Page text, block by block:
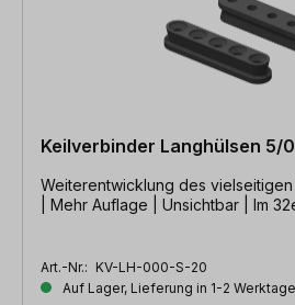
Keilverbinder Langhülsen 5/
Weiterentwicklung des
| Mehr Auflage | Unsichtbar | Im
Art.-Nr.: KV-LH-000-S-20
Auf Lager, Lieferung in 1-2